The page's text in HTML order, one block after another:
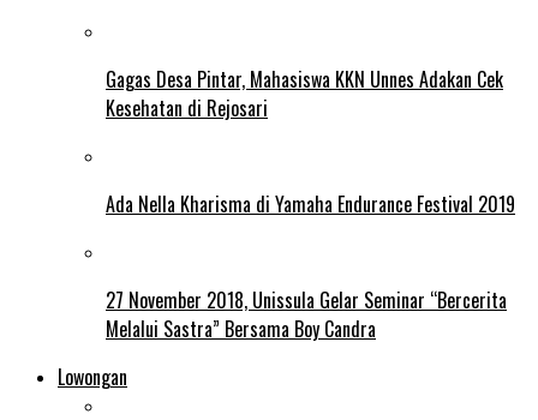
Gagas Desa Pintar, Mahasiswa KKN Unnes Adakan Cek
Kesehatan di Rejosari
Ada Nella Kharisma di Yamaha Endurance Festival 2019
27 November 2018, Unissula Gelar Seminar “Bercerita
Melalui Sastra” Bersama Boy Candra
Lowongan